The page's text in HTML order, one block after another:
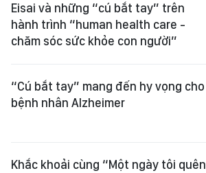
Eisai và những “cú bắt tay” trên
hành trình “human health care -
chăm sóc sức khỏe con người”
“Cú bắt tay” mang đến hy vọng cho
bệnh nhân Alzheimer
Khắc khoải cùng “Một ngày tôi quên